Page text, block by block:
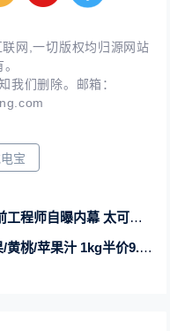
网,一切版权均归源网站
我们删除。邮箱：
宝
师自曝内幕 太可惜了！
/苹果汁 1kg半价9.9元大促